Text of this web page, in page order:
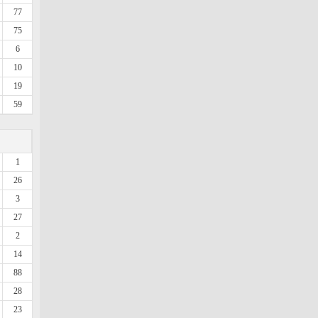
77
75
6
10
19
59
1
26
3
27
2
14
88
28
23